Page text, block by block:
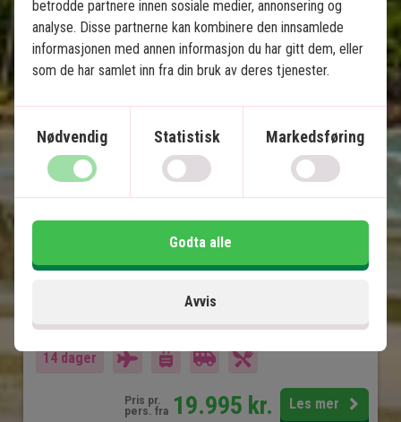
på Nusa Lembongan
8 overnattinger på rundreise - Ubud, Lovina
Lembongan
Privat sjåfør/guide
4-stjerners hotell med svømmebasseng
Mange opplevelser inkludert
Inkludert i prisen
14 dager
Pris pr.
pers. fra 19.995 kr. Les mer
betrodde partnere innen sosiale medier, annonsering og
analyse. Disse partnerne kan kombinere den innsamlede
informasjonen med annen informasjon du har gitt dem, eller
som de har samlet inn fra din bruk av deres tjenester.
Nødvendig Statistisk Markedsføring
Avvis
Godta alle